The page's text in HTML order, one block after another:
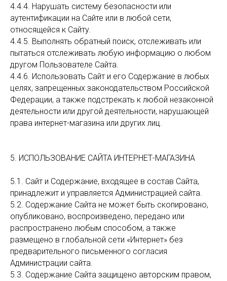
4.4.4. Нарушать систему безопасности или
аутентификации на Сайте или в любой сети,
относящейся к Сайту.
4.4.5. Выполнять обратный поиск, отслеживать или
пытаться отслеживать любую информацию о любом
другом Пользователе Сайта.
4.4.6. Использовать Сайт и его Содержание в любых
целях, запрещенных законодательством Российской
Федерации, а также подстрекать к любой незаконной
деятельности или другой деятельности, нарушающей
права интернет-магазина или других лиц.
5. ИСПОЛЬЗОВАНИЕ САЙТА ИНТЕРНЕТ-МАГАЗИНА
5.1. Сайт и Содержание, входящее в состав Сайта,
принадлежит и управляется Администрацией сайта.
5.2. Содержание Сайта не может быть скопировано,
опубликовано, воспроизведено, передано или
распространено любым способом, а также
размещено в глобальной сети «Интернет» без
предварительного письменного согласия
Администрации сайта.
5.3. Содержание Сайта защищено авторским правом,